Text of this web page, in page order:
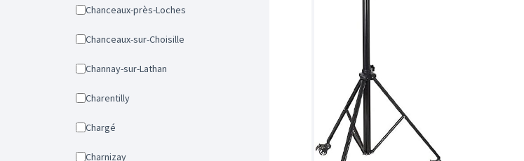
Chanceaux-près-Loches
Chanceaux-sur-Choisille
Channay-sur-Lathan
Charentilly
Chargé
Charnizay